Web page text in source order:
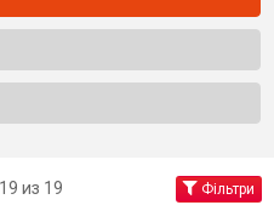
из 19 Фільтри